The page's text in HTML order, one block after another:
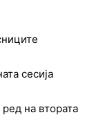
сесија
на втората